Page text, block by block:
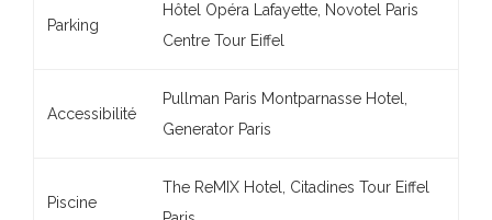
Parking
Hôtel Opéra Lafayette, Novotel Paris
Centre Tour Eiffel
Accessibilité
Pullman Paris Montparnasse Hotel,
Generator Paris
Piscine
The ReMIX Hotel, Citadines Tour Eiffel